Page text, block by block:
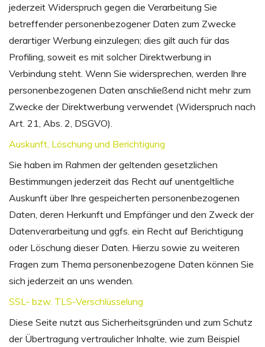
jederzeit Widerspruch gegen die Verarbeitung Sie
betreffender personenbezogener Daten zum Zwecke
derartiger Werbung einzulegen; dies gilt auch für das
Profiling, soweit es mit solcher Direktwerbung in
Verbindung steht. Wenn Sie widersprechen, werden Ihre
personenbezogenen Daten anschließend nicht mehr zum
Zwecke der Direktwerbung verwendet (Widerspruch nach
Art. 21, Abs. 2, DSGVO).
Auskunft, Löschung und Berichtigung
Sie haben im Rahmen der geltenden gesetzlichen
Bestimmungen jederzeit das Recht auf unentgeltliche
Auskunft über Ihre gespeicherten personenbezogenen
Daten, deren Herkunft und Empfänger und den Zweck der
Datenverarbeitung und ggfs. ein Recht auf Berichtigung
oder Löschung dieser Daten. Hierzu sowie zu weiteren
Fragen zum Thema personenbezogene Daten können Sie
sich jederzeit an uns wenden.
SSL- bzw. TLS-Verschlüsselung
Diese Seite nutzt aus Sicherheitsgründen und zum Schutz
der Übertragung vertraulicher Inhalte, wie zum Beispiel